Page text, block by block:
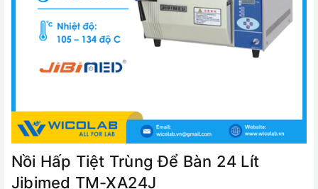
Nồi Hấp Tiệt Trùng Để Bàn 24 Lít
Jibimed TM-XA24J